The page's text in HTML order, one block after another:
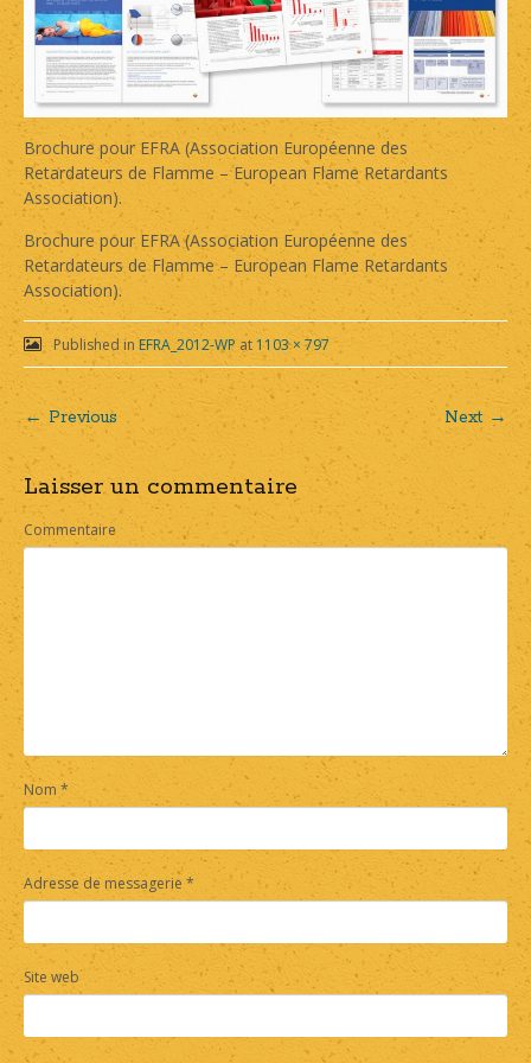
Brochure pour EFRA (Association Européenne des
Retardateurs de Flamme – European Flame Retardants
Association).
Brochure pour EFRA (Association Européenne des
Retardateurs de Flamme – European Flame Retardants
Association).
Published inEFRA_2012-WP at 1103 × 797
Post
navigation
← Previous Next →
Laisser un commentaire
Commentaire
Nom *
Adresse de messagerie *
Site web